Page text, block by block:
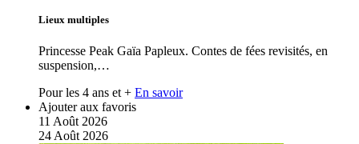
Lieux multiples
Princesse Peak Gaïa Papleux. Contes de fées revisités, en
suspension,…
Pour les 4 ans et + En savoir
Ajouter aux favoris
11 Août 2026
24 Août 2026